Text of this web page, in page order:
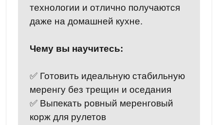
технологии и отлично получаются
даже на домашней кухне.
Чему вы научитесь:
✅ Готовить идеальную стабильную
меренгу без трещин и оседания
✅ Выпекать ровный меренговый
корж для рулетов